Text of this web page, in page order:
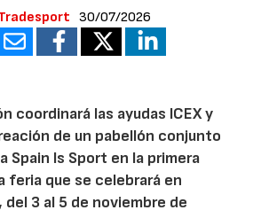
30/07/2026
coordinará las ayudas ICEX y
de un pabellón conjunto
Spain Is Sport en la primera
feria que se celebrará en
del 3 al 5 de noviembre de